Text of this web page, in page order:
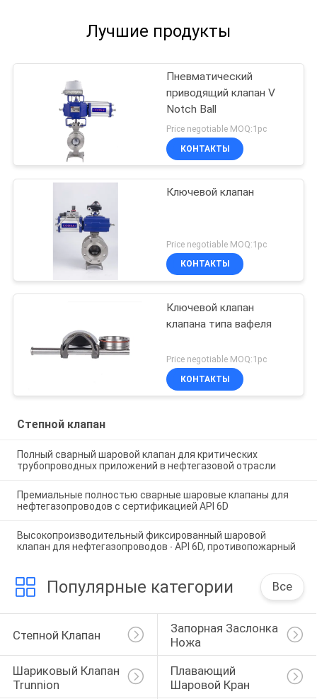
Лучшие продукты
Пневматический
приводящий клапан V
Notch Ball
Price negotiable MOQ:1pc
КОНТАКТЫ
Ключевой клапан
Price negotiable MOQ:1pc
КОНТАКТЫ
Ключевой клапан
клапана типа вафеля
Price negotiable MOQ:1pc
КОНТАКТЫ
Степной клапан
Полный сварный шаровой клапан для критических
трубопроводных приложений в нефтегазовой отрасли
Премиальные полностью сварные шаровые клапаны для
нефтегазопроводов с сертификацией API 6D
Высокопроизводительный фиксированный шаровой
клапан для нефтегазопроводов ∙ API 6D, противопожарный
Популярные категории Все
Степной Клапан
Запорная Заслонка
Ножа
Шариковый Клапан
Trunnion
Плавающий
Шаровой Кран